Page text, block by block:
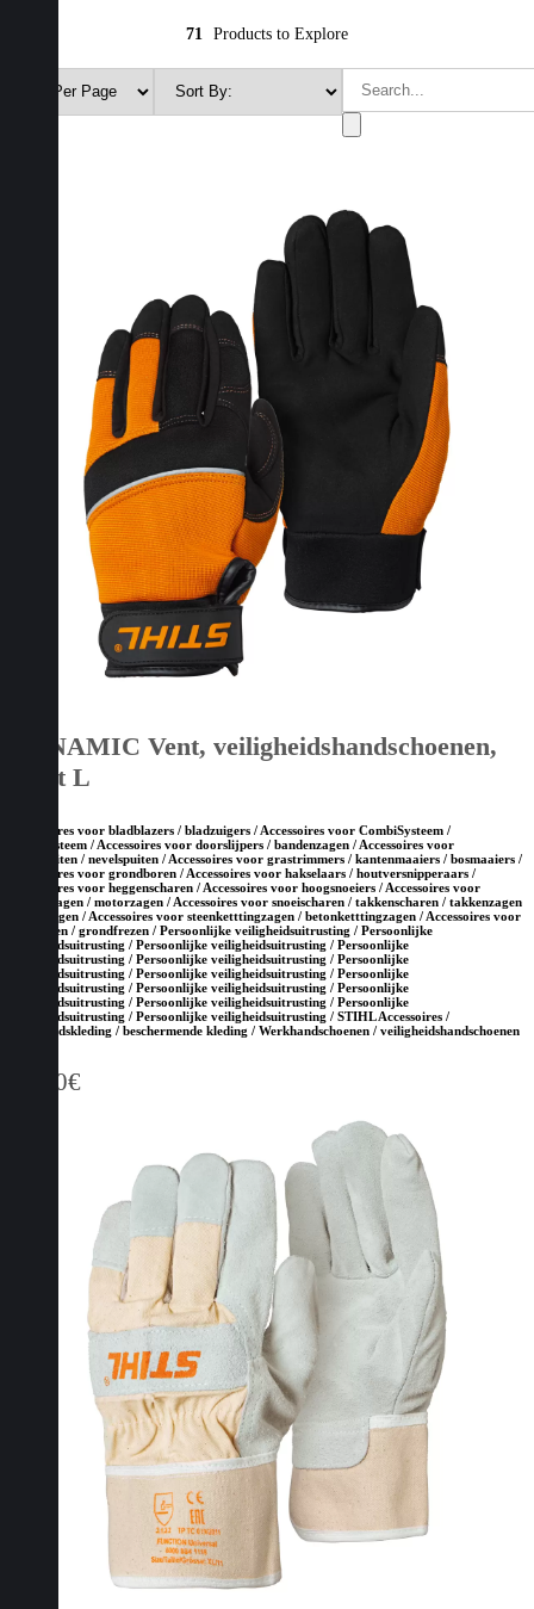
71 Products to Explore
DYNAMIC Vent, veiligheidshandschoenen,
maat L
Accessoires voor bladblazers / bladzuigers / Accessoires voor CombiSysteem /
MultiSysteem / Accessoires voor doorslijpers / bandenzagen / Accessoires voor
drukspuiten / nevelspuiten / Accessoires voor grastrimmers / kantenmaaiers / bosmaaiers /
Accessoires voor grondboren / Accessoires voor hakselaars / houtversnipperaars /
Accessoires voor heggenscharen / Accessoires voor hoogsnoeiers / Accessoires voor
kettingzagen / motorzagen / Accessoires voor snoeischaren / takkenscharen / takkenzagen
/ snoeizagen / Accessoires voor steenketttingzagen / betonketttingzagen / Accessoires voor
tuinfrezen / grondfrezen / Persoonlijke veiligheidsuitrusting / Persoonlijke
veiligheidsuitrusting / Persoonlijke veiligheidsuitrusting / Persoonlijke
veiligheidsuitrusting / Persoonlijke veiligheidsuitrusting / Persoonlijke
veiligheidsuitrusting / Persoonlijke veiligheidsuitrusting / Persoonlijke
veiligheidsuitrusting / Persoonlijke veiligheidsuitrusting / Persoonlijke
veiligheidsuitrusting / Persoonlijke veiligheidsuitrusting / Persoonlijke
veiligheidsuitrusting / Persoonlijke veiligheidsuitrusting / STIHL Accessoires /
Veiligheidskleding / beschermende kleding / Werkhandschoenen / veiligheidshandschoenen
22,70€